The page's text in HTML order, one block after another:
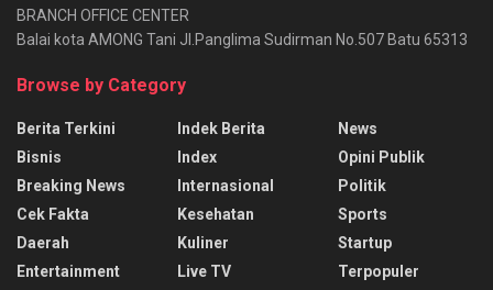
BRANCH OFFICE CENTER
Balai kota AMONG Tani Jl.Panglima Sudirman No.507 Batu 65313
Browse by Category
Berita Terkini
Bisnis
Breaking News
Cek Fakta
Daerah
Entertainment
Indek Berita
Index
Internasional
Kesehatan
Kuliner
Live TV
News
Opini Publik
Politik
Sports
Startup
Terpopuler